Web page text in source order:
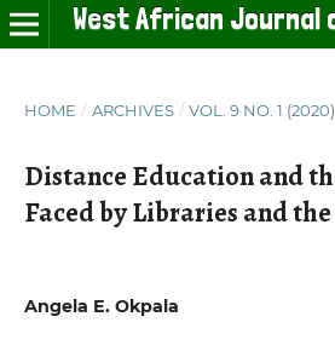
HOME / ARCHIVES / VOL. 9 NO. 1 (2020)
Distance Education and
Faced by Libraries and
Angela E. Okpala